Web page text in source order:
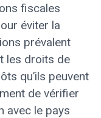
fiscales
éviter la
prévalent
les droits de
qu’ils peuvent
de vérifier
avec le pays